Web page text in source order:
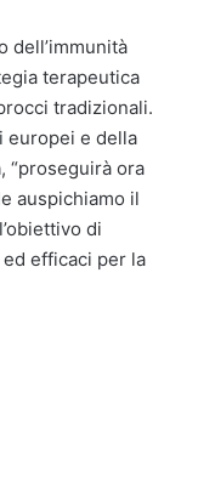
dell’immunità
terapeutica
tradizionali.
europei e della
“proseguirà ora
auspichiamo il
di
efficaci per la